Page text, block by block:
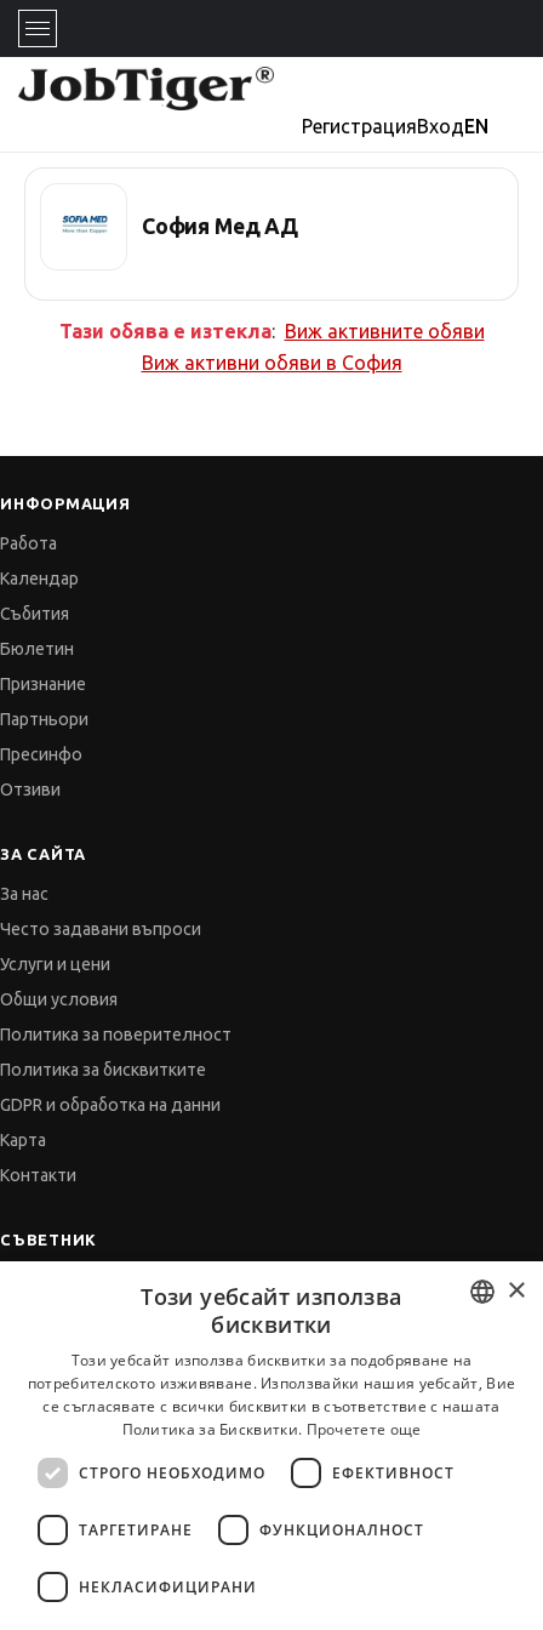
РегистрацияВходEN
София Мед АД
Тази обява е изтекла: Виж активните обяви
Виж активни обяви в София
ИНФОРМАЦИЯ
Работа
Календар
Събития
Бюлетин
Признание
Партньори
Пресинфо
Отзиви
ЗА САЙТА
За нас
Често задавани въпроси
Услуги и цени
Общи условия
Политика за поверителност
Политика за бисквитките
GDPR и обработка на данни
Карта
Контакти
СЪВЕТНИК
Когато получим оферта
Vihra AI
За новодошли
BULGARIAN
ENGLISH
×
Този уебсайт използва
бисквитки
Този уебсайт използва бисквитки за подобряване на
потребителското изживяване. Използвайки нашия уебсайт, Вие
се съгласявате с всички бисквитки в съответствие с нашата
Политика за Бисквитки. Прочетете още
СТРОГО НЕОБХОДИМО ЕФЕКТИВНОСТ
ТАРГЕТИРАНЕ ФУНКЦИОНАЛНОСТ
НЕКЛАСИФИЦИРАНИ